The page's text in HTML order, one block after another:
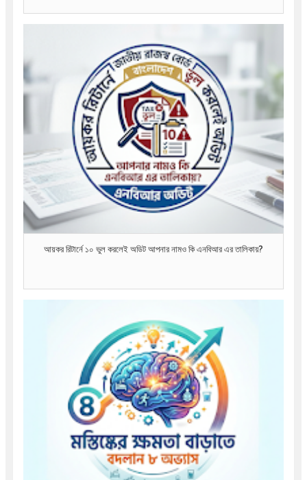
আয়কর রিটার্নে ১০ ভুল করলেই অডিট আপনার নামও কি এনবিআর এর তালিকায়?